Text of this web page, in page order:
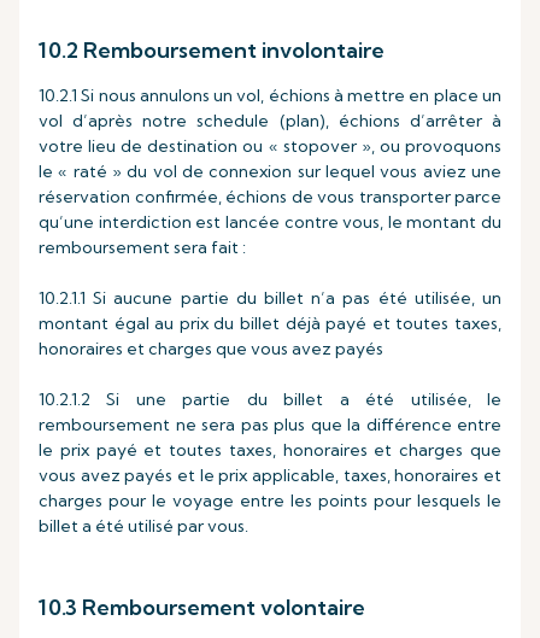
10.2 Remboursement involontaire
10.2.1 Si nous annulons un vol, échions à mettre en place un
vol d’après notre schedule (plan), échions d’arrêter à
votre lieu de destination ou « stopover », ou provoquons
le « raté » du vol de connexion sur lequel vous aviez une
réservation confirmée, échions de vous transporter parce
qu’une interdiction est lancée contre vous, le montant du
remboursement sera fait :
10.2.1.1 Si aucune partie du billet n’a pas été utilisée, un
montant égal au prix du billet déjà payé et toutes taxes,
honoraires et charges que vous avez payés
10.2.1.2 Si une partie du billet a été utilisée, le
remboursement ne sera pas plus que la différence entre
le prix payé et toutes taxes, honoraires et charges que
vous avez payés et le prix applicable, taxes, honoraires et
charges pour le voyage entre les points pour lesquels le
billet a été utilisé par vous.
10.3 Remboursement volontaire